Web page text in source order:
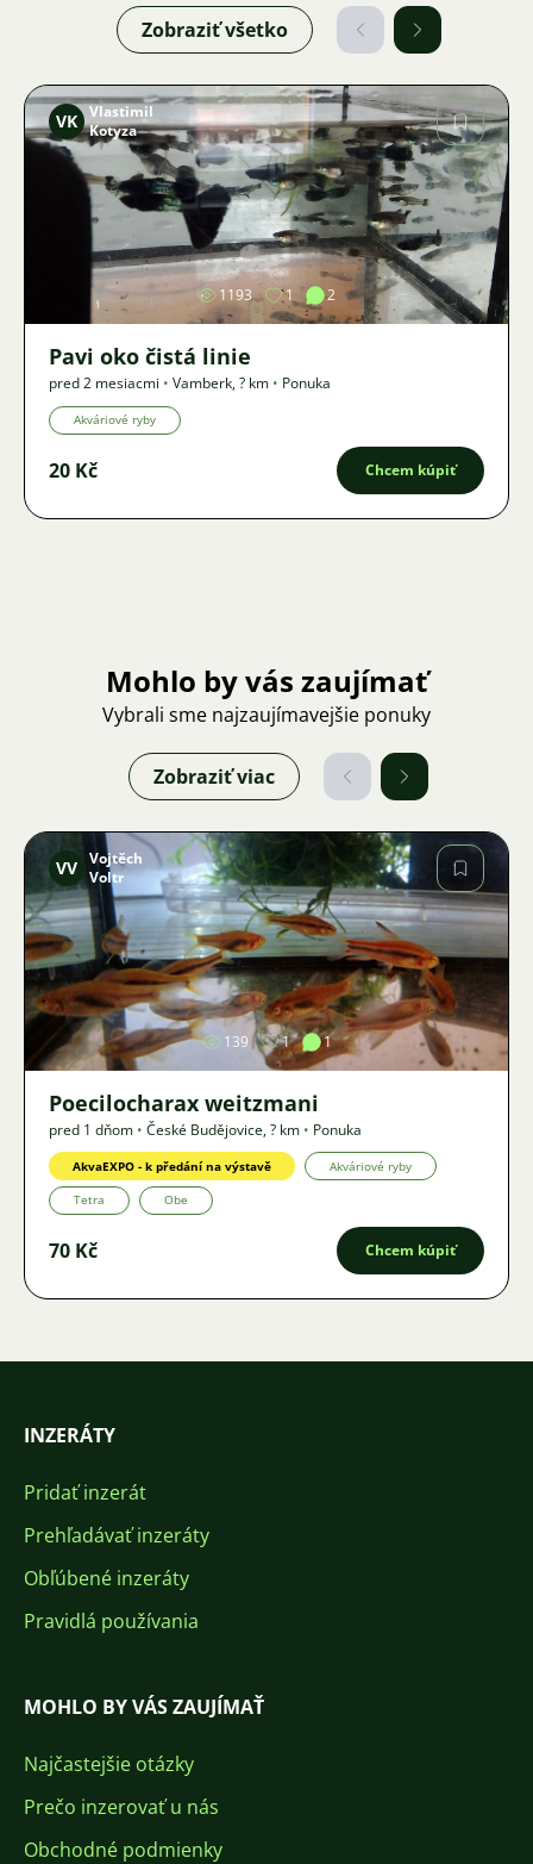
Zobraziť všetko
Obrázok
VK Vlastimil
Kotyza
1193 1 2
Pavi oko čistá linie
pred 2 mesiacmi • Vamberk,? km • Ponuka
Akváriové ryby
20 Kč Chcem kúpiť
Mohlo by vás zaujímať
Vybrali sme najzaujímavejšie ponuky
Zobraziť viac
Obrázok
VV Vojtěch
Voltr
139 1 1
Poecilocharax weitzmani
pred 1 dňom • České Budějovice,? km • Ponuka
AkvaEXPO - k předání na výstavě Akváriové ryby
Tetra Obe
70 Kč Chcem kúpiť
INZERÁTY
Pridať inzerát
Prehľadávať inzeráty
Obľúbené inzeráty
Pravidlá používania
MOHLO BY VÁS ZAUJÍMAŤ
Najčastejšie otázky
Prečo inzerovať u nás
Obchodné podmienky